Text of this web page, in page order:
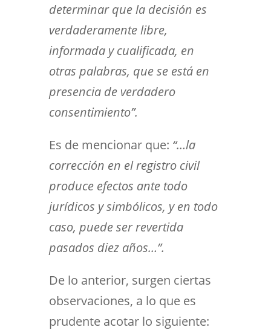
determinar que la decisión es
verdaderamente libre,
informada y cualificada, en
otras palabras, que se está en
presencia de verdadero
consentimiento”.
Es de mencionar que: “…la
corrección en el registro civil
produce efectos ante todo
jurídicos y simbólicos, y en todo
caso, puede ser revertida
pasados diez años…”.
De lo anterior, surgen ciertas
observaciones, a lo que es
prudente acotar lo siguiente: